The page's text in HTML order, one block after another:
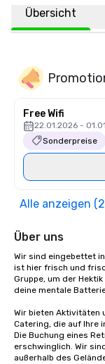
Übersicht
Free Wifi
22.01.2026 -
Sonderpreise
Alle anzeigen
Über uns
Wir sind eingebettet
ist hier frisch und
Gruppe, um der
deine mentale
Wir bieten Aktivitäten
Catering, die auf Ihre
Die Buchung eines
erschwinglich. Wir
außerhalb des